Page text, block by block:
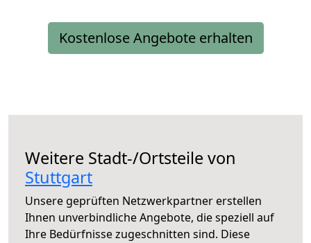
Kostenlose Angebote erhalten
Weitere Stadt-/Ortsteile von
Stuttgart
Unsere geprüften Netzwerkpartner erstellen
Ihnen unverbindliche Angebote, die speziell auf
Ihre Bedürfnisse zugeschnitten sind. Diese